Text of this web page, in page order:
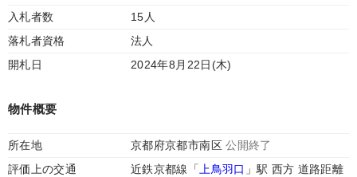
入札者数
15人
落札者資格
法人
開札日
2024年8月22日(木)
物件概要
所在地 京都府京都市南区公開終了
評価上の交通
近鉄京都線「 上鳥羽口 」駅 西方 道路距離